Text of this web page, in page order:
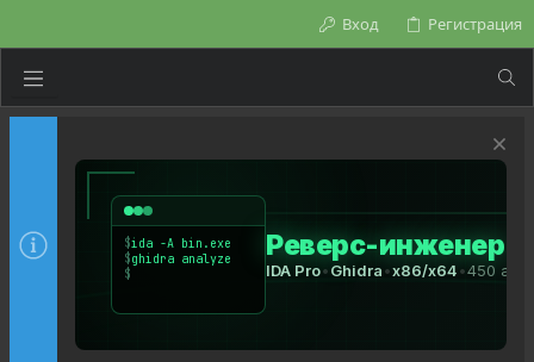
Вход Регистрация